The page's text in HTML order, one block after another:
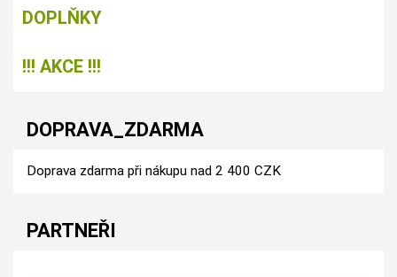
DOPLŇKY
!!! AKCE !!!
DOPRAVA_ZDARMA
Doprava zdarma při nákupu nad 2 400 CZK
PARTNEŘI